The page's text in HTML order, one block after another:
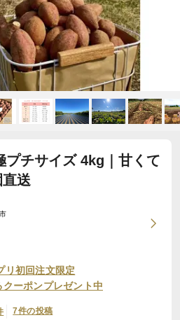
プチサイズ 4kg｜甘くて
送
リ初回注文限定
ーポンプレゼント中
7件の投稿